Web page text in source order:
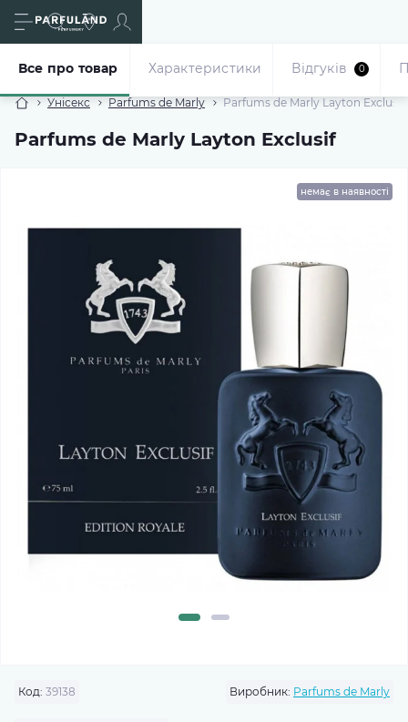
Унісекс Parfums de Marly Parfums de Marly Layton Exclusif
Parfums de Marly Layton Exclusif
Все про товар Характеристики Відгуків 0
немає в наявності
Код: 39138 Виробник: Parfums de Marly